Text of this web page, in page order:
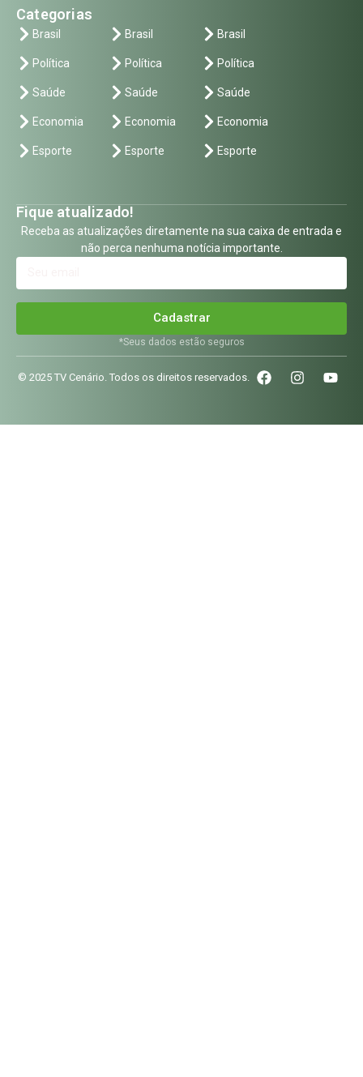
Categorias
Brasil
Política
Saúde
Economia
Esporte
Brasil
Política
Saúde
Economia
Esporte
Brasil
Política
Saúde
Economia
Esporte
Fique atualizado!
Receba as atualizações diretamente na sua caixa de entrada e
não perca nenhuma notícia importante.
Cadastrar
*Seus dados estão seguros
© 2025 TV Cenário. Todos os direitos reservados.